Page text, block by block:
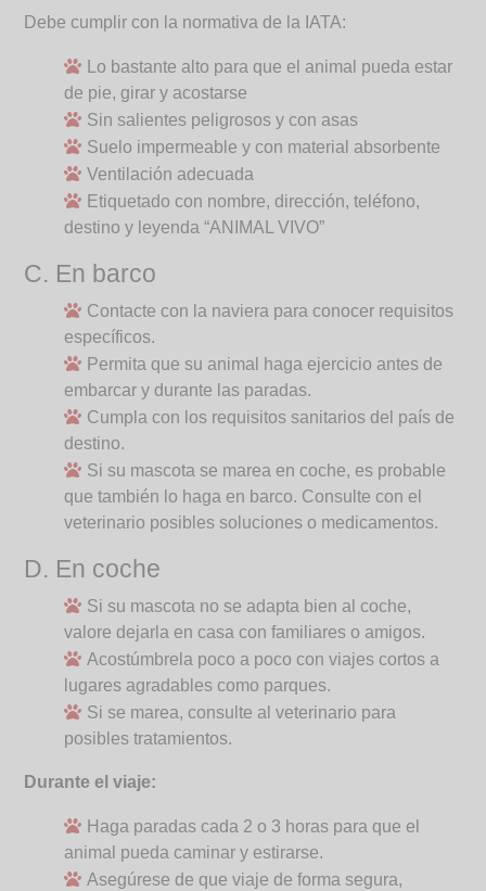
Debe cumplir con la normativa de la IATA:
Lo bastante alto para que el animal pueda estar
de pie, girar y acostarse
Sin salientes peligrosos y con asas
Suelo impermeable y con material absorbente
Ventilación adecuada
Etiquetado con nombre, dirección, teléfono,
destino y leyenda “ANIMAL VIVO”
C. En barco
Contacte con la naviera para conocer requisitos
específicos.
Permita que su animal haga ejercicio antes de
embarcar y durante las paradas.
Cumpla con los requisitos sanitarios del país de
destino.
Si su mascota se marea en coche, es probable
que también lo haga en barco. Consulte con el
veterinario posibles soluciones o medicamentos.
D. En coche
Si su mascota no se adapta bien al coche,
valore dejarla en casa con familiares o amigos.
Acostúmbrela poco a poco con viajes cortos a
lugares agradables como parques.
Si se marea, consulte al veterinario para
posibles tratamientos.
Durante el viaje:
Haga paradas cada 2 o 3 horas para que el
animal pueda caminar y estirarse.
Asegúrese de que viaje de forma segura,